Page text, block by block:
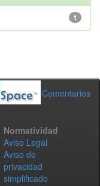
1
Comentarios
Normatividad
Aviso Legal
Aviso de
privacidad
simplificado